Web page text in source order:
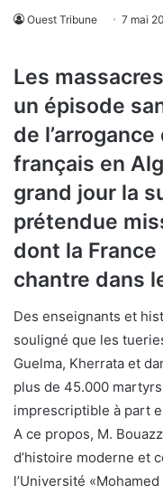
Ouest Tribune 7 mai
Les
un épisode
de
français en
grand jour la
prétendue
dont la
chantre dans
Des enseignants et
souligné que les
Guelma, Kherrata et
plus de 45.000
imprescriptible à part
A ce propos, M.
d’histoire moderne et
l’Université